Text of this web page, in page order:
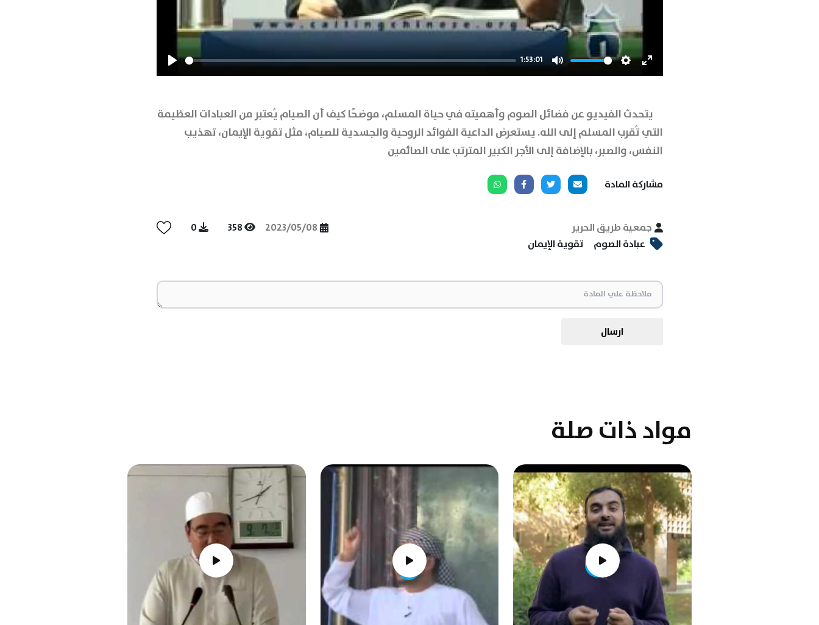
Play
1:53:01
Mute Settings
Enter
يتحدث الفيديو عن فضائل الصوم وأهميته في حياة المسلم، موضحًا كيف أن الصيام يُعتبر من العبادات العظيمة
التي تُقرب المسلم إلى الله. يستعرض الداعية الفوائد الروحية والجسدية للصيام، مثل تقوية الإيمان، تهذيب
النفس، والصبر، بالإضافة إلى الأجر الكبير المترتب على الصائمين
مشاركة المادة
جمعية طريق الحرير 2023/05/08
358
0
عبادة الصوم
تقوية الإيمان
ارسال
مواد ذات صلة